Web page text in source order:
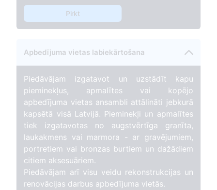
Pirkt
Apbedījuma vietas labiekārtošana
Piedāvājam izgatavot un uzstādīt kapu
pieminekļus, apmalītes vai kopējo
apbedījuma vietas ansambli attālināti jebkurā
kapsētā visā Latvijā. Pieminekļi un apmalītes
tiek izgatavotas no augstvērtīga granīta,
laukakmens vai marmora - ar gravējumiem,
portretiem vai bronzas burtiem un dažādiem
citiem aksesuāriem.
Piedāvājam arī visu veidu rekonstrukcijas un
renovācijas darbus apbedījuma vietās.